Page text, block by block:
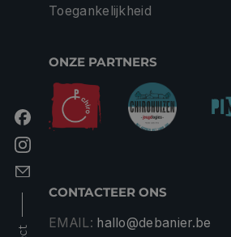
Toegankelijkheid
ONZE PARTNERS
CONTACTEER ONS
EMAIL: hallo@debanier.be